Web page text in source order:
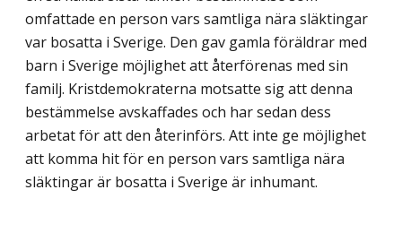
omfattade en person vars samtliga nära släktingar
var bosatta i Sverige. Den gav gamla föräldrar med
barn i Sverige möjlighet att återförenas med sin
familj. Kristdemokraterna motsatte sig att denna
bestämmelse avskaffades och har sedan dess
arbetat för att den återinförs. Att inte ge möjlighet
att komma hit för en person vars samtliga nära
släktingar är bosatta i Sverige är inhumant.